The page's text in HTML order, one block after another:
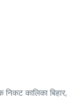
निकट कालिका बिहार,